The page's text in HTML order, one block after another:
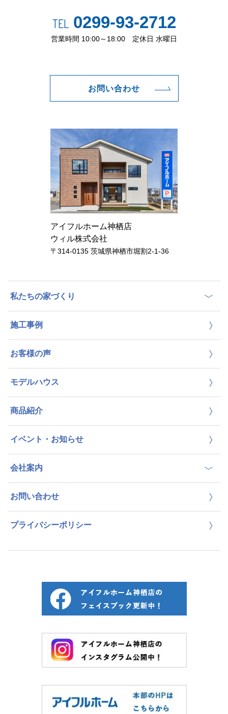
TEL0299-93-2712
営業時間 10:00～18:00 定休日 水曜日
お問い合わせ
アイフルホーム神栖店
ウィル株式会社
〒314-0135 茨城県神栖市堀割2-1-36
私たちの家づくり
施工事例
お客様の声
モデルハウス
商品紹介
イベント・お知らせ
会社案内
お問い合わせ
プライバシーポリシー